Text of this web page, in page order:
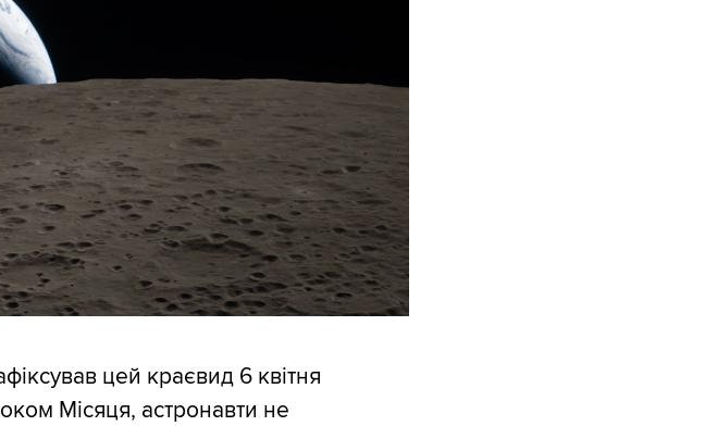
цей краєвид 6 квітня
Місяця, астронавти не